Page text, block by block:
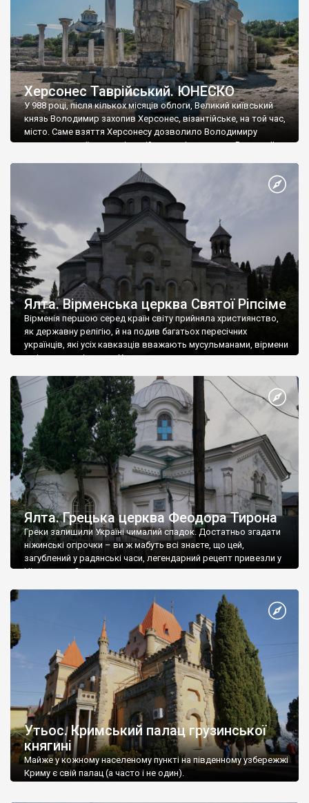
Херсонес Таврійський. ЮНЕСКО
У 988 році, після кількох місяців облоги, Великий київський
князь Володимир захопив Херсонес, візантійське, на той час,
місто. Саме взяття Херсонесу дозволило Володимиру
диктувати свої умови візантійському імператору Василю ІІ, та
Херсонесі Володимир-язичник, став Василем-християнином.
А потім було Хрещення Русі. На честь Херсонесу Таврійського
Ялта. Вірменська церква Святої Ріпсіме
Вірменія першою серед країн світу прийняла християнство,
як державну релігію, й на подив багатьох пересічних
українців, які усіх кавказців вважають мусульманами, вірмени
є відданими вірянами Христа
Ялта. Грецька церква Феодора Тирона
Греки залишили Україні чималий спадок. Достатньо згадати
ніжинські огірочки – ви ж мабуть всі знаєте, що цей,
загублений у радянські часи, легендарний рецепт привезли у
Ніжин греки?
Утьос. Кримський палац грузинської
княгині
Майже у кожному населеному пункті на південному узбережжі
Криму є свій палац (а часто і не один).